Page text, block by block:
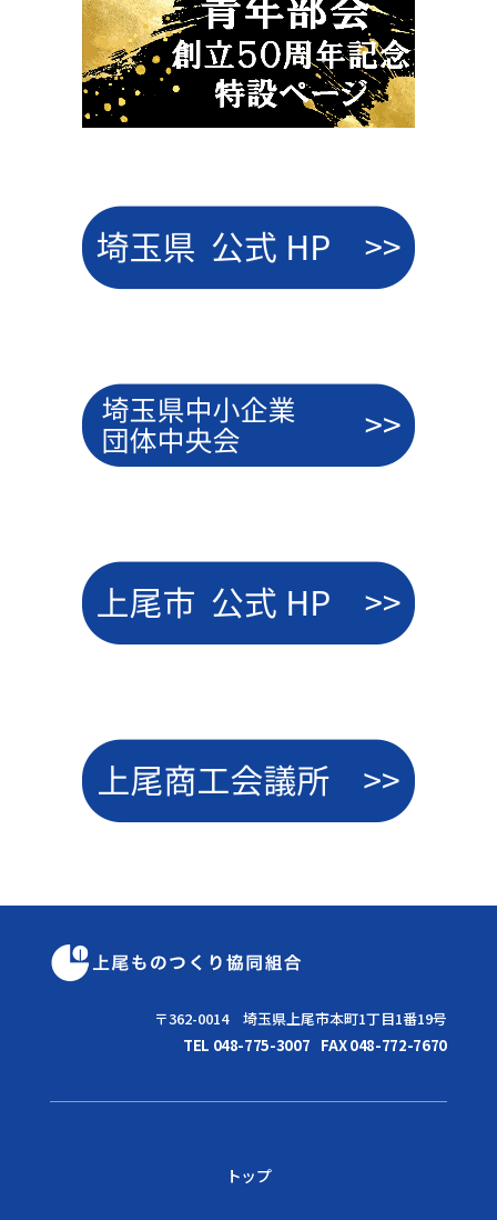
〒362-0014 埼玉県上尾市本町1丁目1番19号
TEL 048-775-3007 FAX 048-772-7670
トップ